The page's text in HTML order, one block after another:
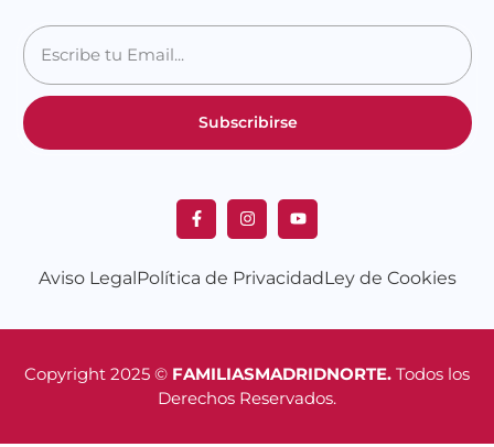
Subscribirse
Aviso LegalPolítica de PrivacidadLey de Cookies
Copyright 2025 © FAMILIASMADRIDNORTE. Todos los
Derechos Reservados.